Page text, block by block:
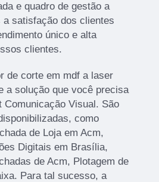
e quadro de gestão a
satisfação dos clientes
único e alta
clientes.
de corte em mdf a laser
a solução que você precisa
Comunicação Visual. São
como
de Loja em Acm,
Digitais em Brasília,
de Acm, Plotagem de
Para tal sucesso, a